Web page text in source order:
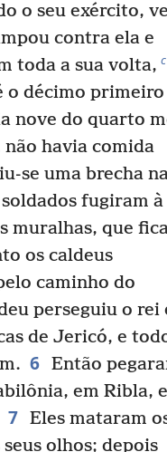
o seu exército,
contra ela e
toda a sua volta, c
o décimo primeiro
nove do quarto
não havia comida
se uma brecha
fugiram à
muralhas, que
os caldeus
caminho do
perseguiu o rei
de Jericó, e
6 Então
em Ribla, e
7 Eles mataram
olhos; depois